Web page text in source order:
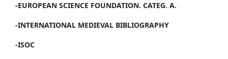
-EUROPEAN SCIENCE FOUNDATION. CATEG. A.
-INTERNATIONAL MEDIEVAL BIBLIOGRAPHY
-ISOC